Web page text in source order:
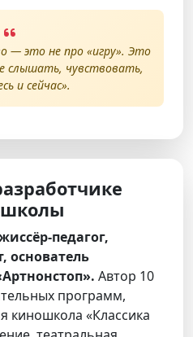
— это не про «игру». Это
слышать, чувствовать,
и сейчас».
педагог,
основатель
Автор 10
программ,
киношкола «Классика